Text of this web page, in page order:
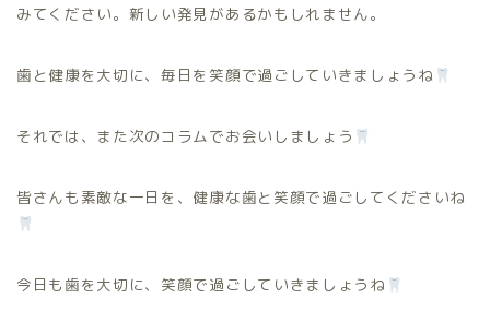
みてください。新しい発見があるかもしれません。
歯と健康を大切に、毎日を笑顔で過ごしていきましょうね
それでは、また次のコラムでお会いしましょう
皆さんも素敵な一日を、健康な歯と笑顔で過ごしてくださいね
今日も歯を大切に、笑顔で過ごしていきましょうね